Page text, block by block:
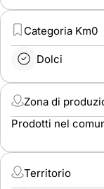
Categoria Km0
Dolci
Zona di
Prodotti nel
Territorio